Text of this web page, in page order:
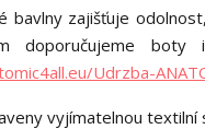
bavlny zajišťuje
doporučujeme boty
Udrzba-
vyjímatelnou